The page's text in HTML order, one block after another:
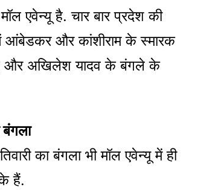
एवेन्यू है. चार बार प्रदेश की
आंबेडकर और कांशीराम के स्मारक
और अखिलेश यादव के बंगले के
बंगला
का बंगला भी मॉल एवेन्यू में ही
हैं.